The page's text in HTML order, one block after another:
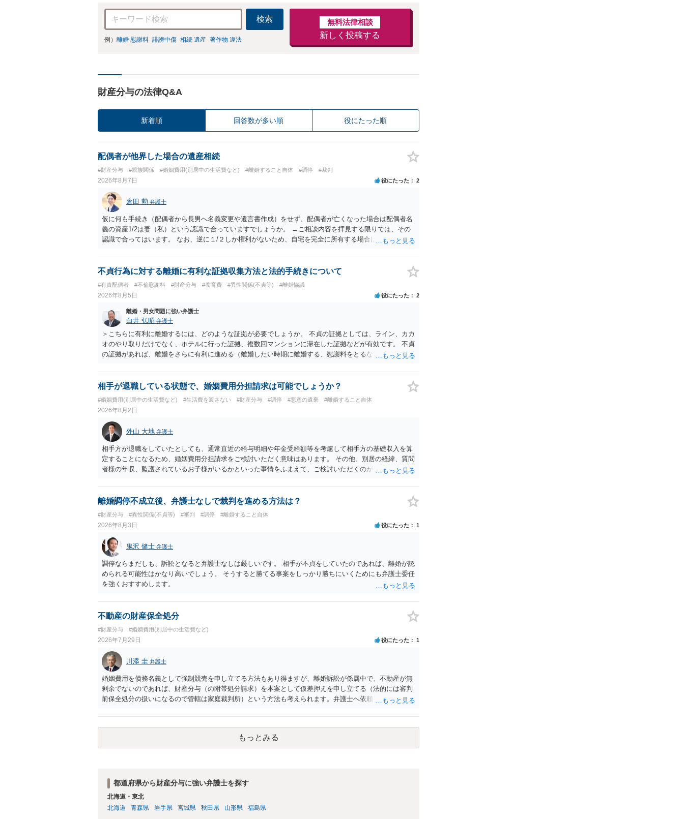
検索
例） 離婚 慰謝料 誹謗中傷 相続 遺産 著作物 違法
無料法律相談
新しく投稿する
財産分与の法律Q&A
新着順 回答数が多い順 役にたった順
配偶者が他界した場合の遺産相続
#財産分与 #親族関係 #婚姻費用(別居中の生活費など) #離婚すること自体 #調停 #裁判
2026年8月7日 役にたった 2
倉田 勲 弁護士
仮に何も手続き（配偶者から長男へ名義変更や遺言書作成）をせず、配偶者が亡くなった場合は配偶者名
義の資産1/2は妻（私）という認識で合っていますでしょうか。 →ご相談内容を拝見する限りでは、その
認識で合ってはいます。 なお、逆に１/２しか権利がないため、自宅を完全に所有する場合は、他の相続
不貞行為に対する離婚に有利な証拠収集方法と法的手続きについて
#有責配偶者 #不倫慰謝料 #財産分与 #養育費 #異性関係(不貞等) #離婚協議
2026年8月5日 役にたった 2
離婚・男女問題に強い弁護士
白井 弘昭 弁護士
＞こちらに有利に離婚するには、どのような証拠が必要でしょうか。 不貞の証拠としては、ライン、カカ
オのやり取りだけでなく、ホテルに行った証拠、複数回マンションに滞在した証拠などが有効です。 不貞
の証拠があれば、離婚をさらに有利に進める（離婚したい時期に離婚する、慰謝料をとるなど）ことがで
がありますので、ご注意ください。 以上、ご参考まで。
相手が退職している状態で、婚姻費用分担請求は可能でしょうか？
#婚姻費用(別居中の生活費など) #生活費を渡さない #財産分与 #調停 #悪意の遺棄 #離婚すること自体
2026年8月2日
外山 大地 弁護士
相手方が退職をしていたとしても、通常直近の給与明細や年金受給額等を考慮して相手方の基礎収入を算
定することになるため、婚姻費用分担請求をご検討いただく意味はあります。 その他、別居の経緯、質問
者様の年収、監護されているお子様がいるかといった事情をふまえて、ご検討いただくのが良いかと思い
離婚調停不成立後、弁護士なしで裁判を進める方法は？
#財産分与 #異性関係(不貞等) #審判 #調停 #離婚すること自体
2026年8月3日 役にたった 1
鬼沢 健士 弁護士
調停ならまだしも、訴訟となると弁護士なしは厳しいです。 相手が不貞をしていたのであれば、離婚が認
められる可能性はかなり高いでしょう。 そうすると勝てる事案をしっかり勝ちにいくためにも弁護士委任
を強くおすすめします。
不動産の財産保全処分
#財産分与 #婚姻費用(別居中の生活費など)
2026年7月29日 役にたった 1
川添 圭 弁護士
婚姻費用を債務名義として強制競売を申し立てる方法もあり得ますが、離婚訴訟が係属中で、不動産が無
剰余でないのであれば、財産分与（の附帯処分請求）を本案として仮差押えを申し立てる（法的には審判
前保全処分の扱いになるので管轄は家庭裁判所）という方法も考えられます。弁護士へ依頼しているので
もっとみる
都道府県から財産分与に強い弁護士を探す
北海道・東北
北海道
青森県 岩手県 宮城県 秋田県 山形県 福島県